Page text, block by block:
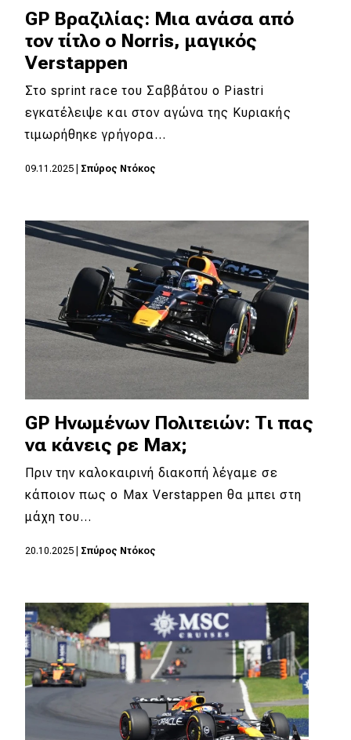
GP Βραζιλίας: Μια ανάσα από
τον τίτλο ο Norris, μαγικός
Verstappen
Στο sprint race του Σαββάτου ο Piastri
εγκατέλειψε και στον αγώνα της Κυριακής
τιμωρήθηκε γρήγορα…
09.11.2025 Σπύρος Ντόκος
GP Ηνωμένων Πολιτειών: Τι πας
να κάνεις ρε Max;
Πριν την καλοκαιρινή διακοπή λέγαμε σε
κάποιον πως ο Max Verstappen θα μπει στη
μάχη του…
20.10.2025 Σπύρος Ντόκος